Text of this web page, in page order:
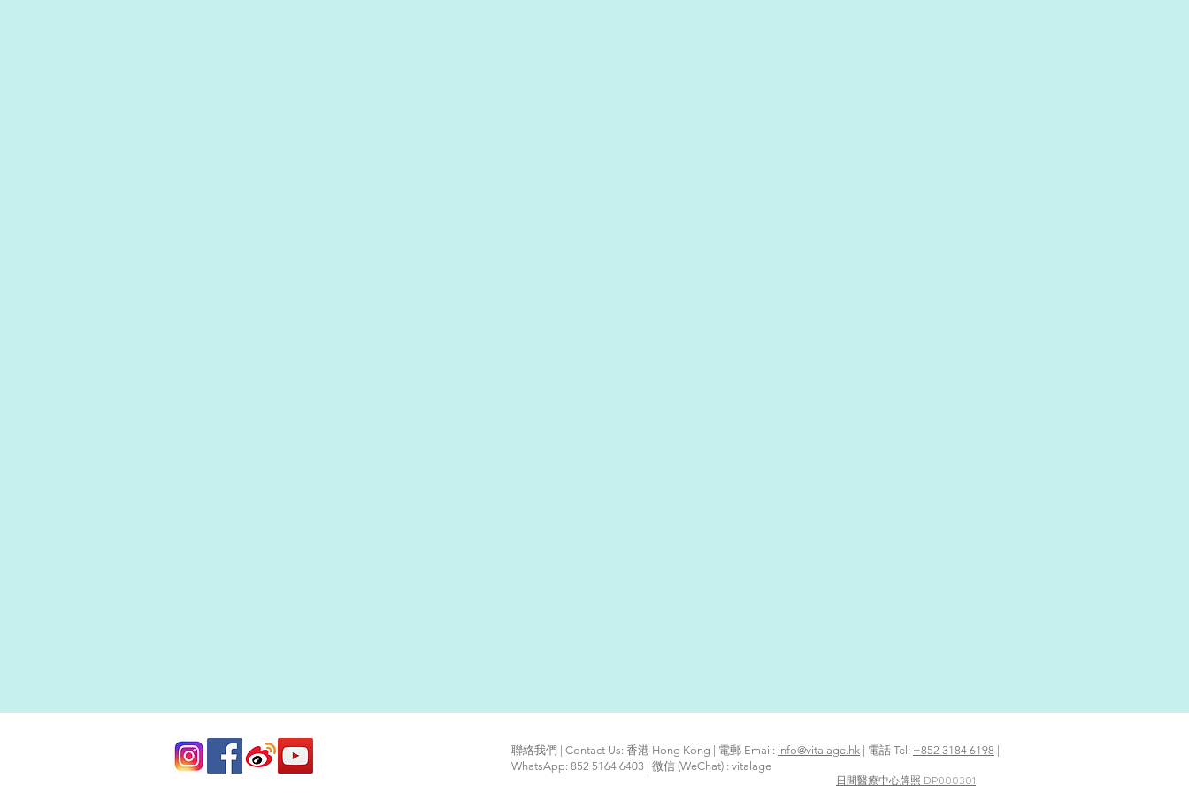
聯絡我們 | Contact Us: 香港 Hong Kong | 電郵 Email: info@vitalage.hk | 電話 Tel: +852 3184 6198
WhatsApp: 852 5164 6403 | 微信 (WeChat) : vitalage
日間醫療中心牌照 DP000301